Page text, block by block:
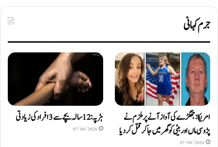
جرم کہانی
امریکا: جھگڑے کی آواز آنے پر ملزم نے
پڑوسی ماں اور بیٹی کو گھر میں جا کر قتل کر دیا
07/08/2026
ہڑپہ: 12 سالہ بچے سے 3 افراد کی زیادتی
07/08/2026